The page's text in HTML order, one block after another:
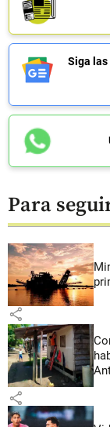
Siga las
Para
share
share